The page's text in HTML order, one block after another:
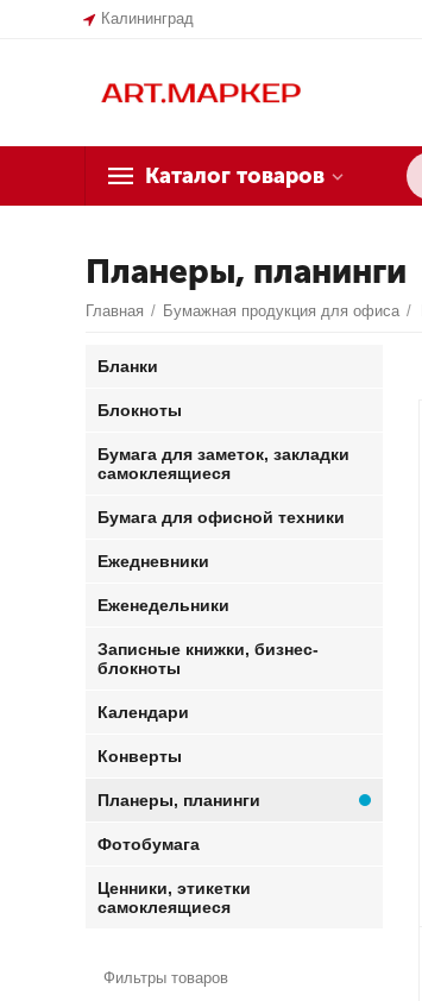
Калининград
Каталог товаров
Планеры, планинги
Главная / Бумажная продукция для офиса /
Бланки
Блокноты
Бумага для заметок, закладки
самоклеящиеся
Бумага для офисной техники
Ежедневники
Еженедельники
Записные книжки, бизнес-
блокноты
Календари
Конверты
Планеры, планинги
Фотобумага
Ценники, этикетки
самоклеящиеся
Фильтры товаров